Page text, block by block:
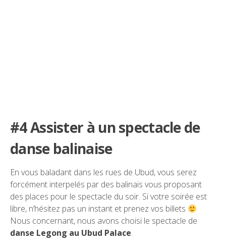
#4 Assister à un spectacle de
danse balinaise
En vous baladant dans les rues de Ubud, vous serez
forcément interpelés par des balinais vous proposant
des places pour le spectacle du soir. Si votre soirée est
libre, n’hésitez pas un instant et prenez vos billets
Nous concernant, nous avons choisi le spectacle de
danse Legong au Ubud Palace.